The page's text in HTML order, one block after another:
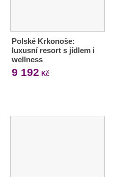
Polské Krkonoše:
luxusní resort s jídlem i
wellness
9 192 Kč